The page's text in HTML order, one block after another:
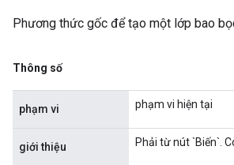
Phương thức gốc để tạo một lớp bao
Thông số
phạm vi phạm vi hiện tại
giới thiệu Phải từ nút `Biến`.